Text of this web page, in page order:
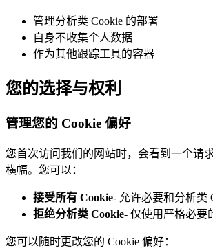
管理分析类 Cookie 的部署
自身不收集个人数据
作为其他跟踪工具的容器
您的选择与权利
管理您的 Cookie 偏好
您首次访问我们的网站时，会看到一个请
横幅。您可以：
接受所有 Cookie- 允许必要和分析类
拒绝分析类 Cookie- 仅使用严格必要
您可以随时更改您的 Cookie 偏好：